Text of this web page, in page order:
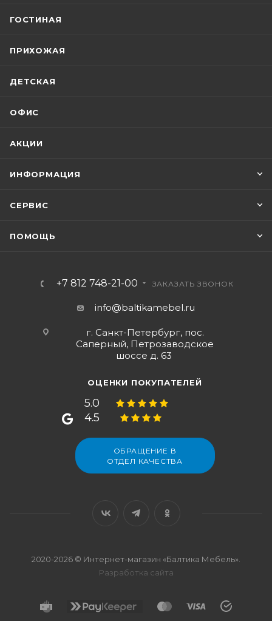
ГОСТИНАЯ
ПРИХОЖАЯ
ДЕТСКАЯ
ОФИС
АКЦИИ
ИНФОРМАЦИЯ
СЕРВИС
ПОМОЩЬ
+7 812 748-21-00 ЗАКАЗАТЬ ЗВОНОК
info@baltikamebel.ru
г. Санкт-Петербург, пос.
Саперный, Петрозаводское
шоссе д. 63
ОЦЕНКИ ПОКУПАТЕЛЕЙ
5.0
4.5
ОБРАЩЕНИЕ В
ОТДЕЛ КАЧЕСТВА
2020-2026 © Интернет-магазин «Балтика Мебель».
Разработка сайта